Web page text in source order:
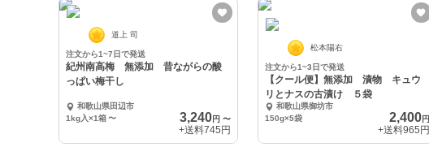
道上 司
注文から1~7日で発送
紀州南高梅 無添加 昔ながらの酸
っぱい梅干し
和歌山県田辺市
1kg入×1箱〜 3,240円 〜
+送料745円
松本陽右
注文から1~3日で発送
【クール便】無添加 漬物 キュウ
リとナスの古漬け ５袋
和歌山県御坊市
150g×5袋
2,400円
+送料965円